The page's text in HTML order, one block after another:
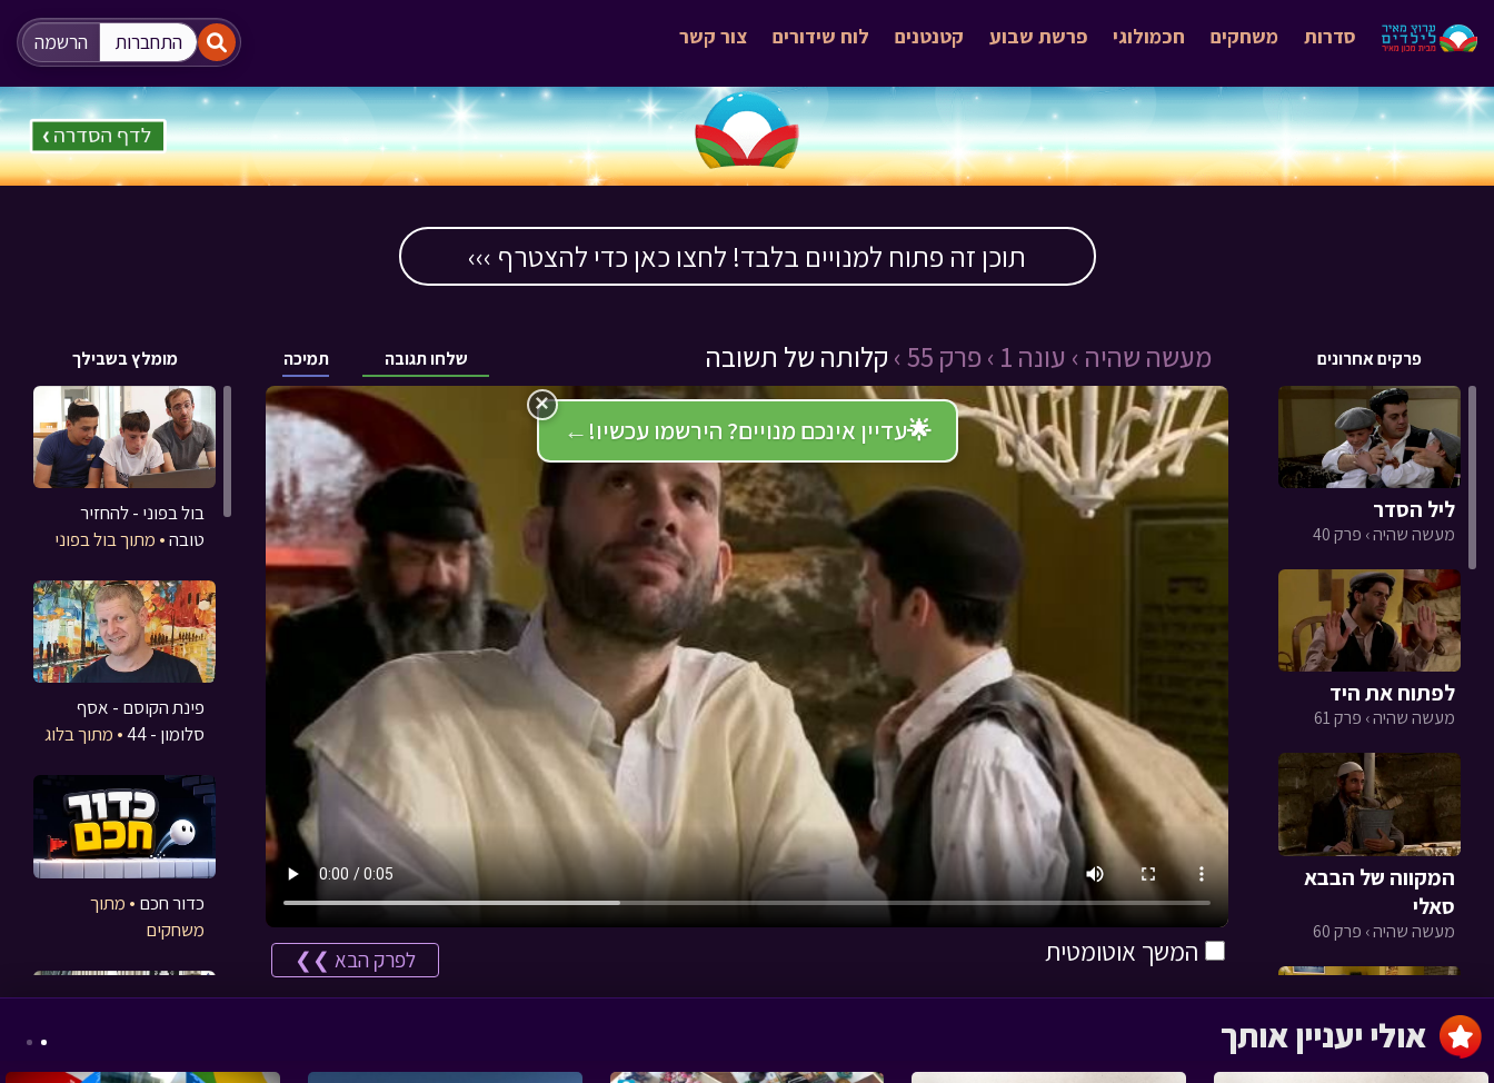
התחברות הרשמה צור קשר לוח שידורים קטנטנים פרשת שבוע חכמולוגי משחקים סדרות
תוכן זה פתוח למנויים בלבד! לחצו כאן כדי להצטרף ›››
מומלץ בשבילך תמיכה שלחו תגובה מעשה שהיה › עונה 1 › פרק 55 › קלותה של תשובה פרקים אחרונים
🌟עדיין אינכם מנויים? הירשמו עכשיו! ←
×
המשך אוטומטית לפרק הבא ❯❯
ליל הסדר
מעשה שהיה › פרק 40
לפתוח את היד
מעשה שהיה › פרק 61
המקווה של הבבא
סאלי
מעשה שהיה › פרק 60
בול בפוני - להחזיר
טובה• מתוך בול בפוני
פינת הקוסם - אסף
סלומון - 44
• מתוך בלוג
כדור חכם • מתוך
משחקים